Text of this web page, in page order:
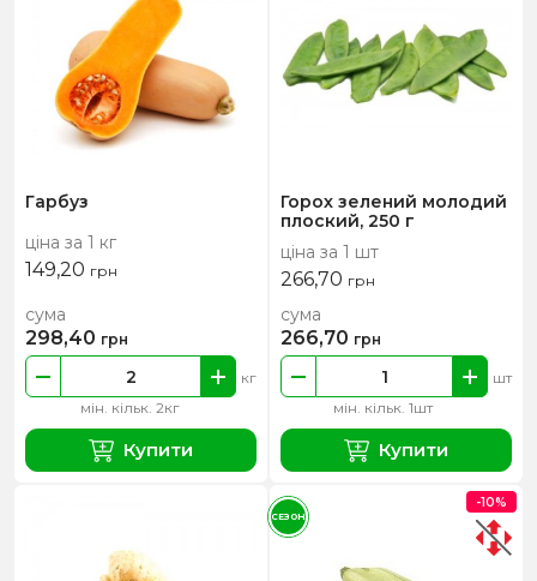
Гарбуз
ціна за 1 кг
149,20 грн
мін. кільк. 2кг
кг
сума
298,40 грн
Купити
Горох зелений молодий
плоский, 250 г
ціна за 1 шт
266,70 грн
мін. кільк. 1шт
шт
сума
266,70 грн
Купити
-10%
СЕЗОН